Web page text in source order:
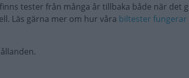
tester från många år tillbaka både när det
Läs gärna mer om hur våra biltester fungerar